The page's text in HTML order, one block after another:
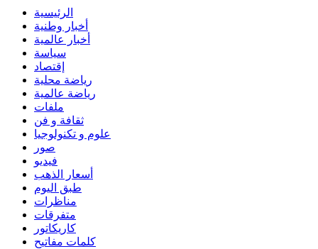
الرئيسية
أخبار وطنية
أخبار عالمية
سياسة
إقتصاد
رياضة محلية
رياضة عالمية
ملفات
ثقافة و فن
علوم و تكنولوجيا
صور
فيديو
أسعار الذهب
طبق اليوم
مناظرات
متفرقات
كاريكاتور
كلمات مفاتيح